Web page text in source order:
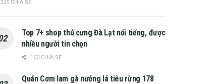
225 CHIA SẺ
Top 7+ shop thú cưng Đà Lạt nổi tiếng, được
nhiều người tin chọn
160 CHIA SẺ
Quán Cơm lam gà nướng lá tiêu rừng 178